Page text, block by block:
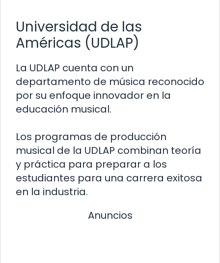
Universidad de las
Américas (UDLAP)
La UDLAP cuenta con un
departamento de música reconocido
por su enfoque innovador en la
educación musical.
Los programas de producción
musical de la UDLAP combinan teoría
y práctica para preparar a los
estudiantes para una carrera exitosa
en la industria.
Anuncios